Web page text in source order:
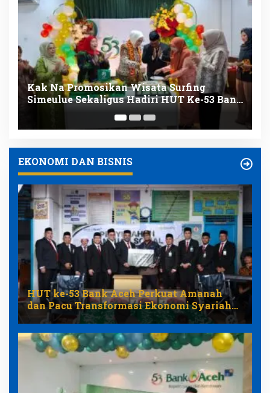
Resmi Dilantik 228 PNS Baru Siap Perkuat
Lini Pelayanan Publik Pemerintah Aceh
EKONOMI DAN BISNIS
HUT ke-53 Bank Aceh Perkuat Amanah
dan Pacu Transformasi Ekonomi Syariah
Aceh